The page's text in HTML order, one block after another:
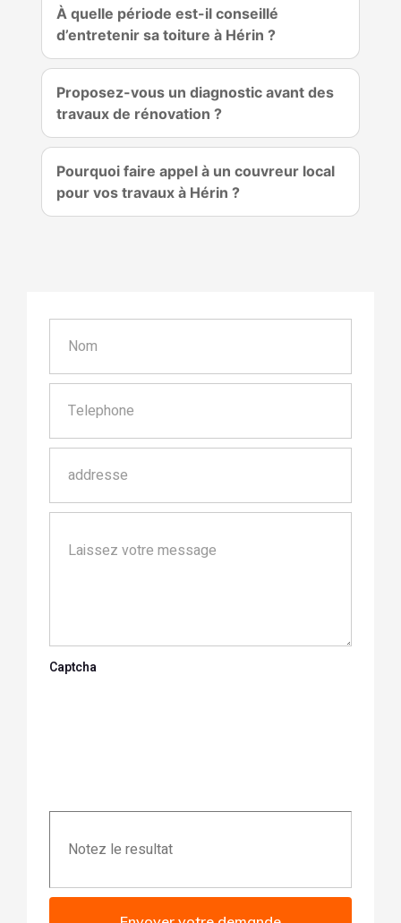
À quelle période est-il conseillé
d’entretenir sa toiture à Hérin ?
Proposez-vous un diagnostic avant des
travaux de rénovation ?
Pourquoi faire appel à un couvreur local
pour vos travaux à Hérin ?
Captcha